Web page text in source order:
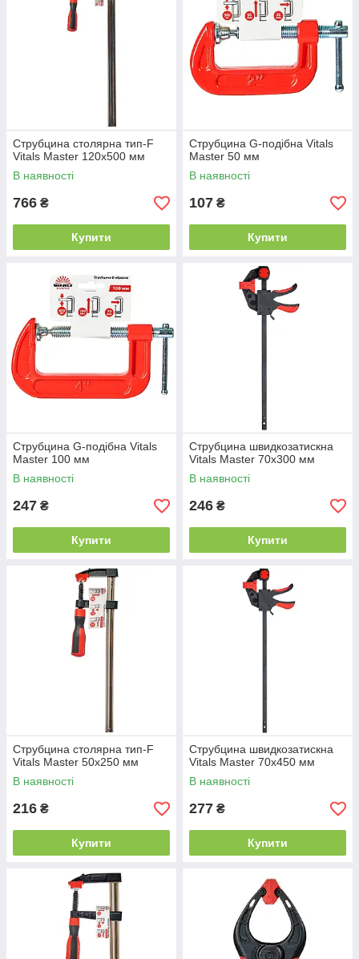
Струбцина столярна тип-F
Vitals Master 120х500 мм
В наявності
766 ₴
Купити
Струбцина G-подібна Vitals
Master 50 мм
В наявності
107 ₴
Купити
Струбцина G-подібна Vitals
Master 100 мм
В наявності
247 ₴
Купити
Струбцина швидкозатискна
Vitals Master 70х300 мм
В наявності
246 ₴
Купити
Струбцина столярна тип-F
Vitals Master 50х250 мм
В наявності
216 ₴
Купити
Струбцина швидкозатискна
Vitals Master 70х450 мм
В наявності
277 ₴
Купити